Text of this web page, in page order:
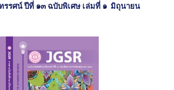
บัณฑิตศึกษาปริทรรศน์ ปีที่ ๑๔ ฉบับพิเศษ เล่ม ๑
.ย. ๒๕๖๑
รศน์ ปีที่ ๑๓ ฉบับพิเศษ เล่มที่ ๑ มิถุนายน